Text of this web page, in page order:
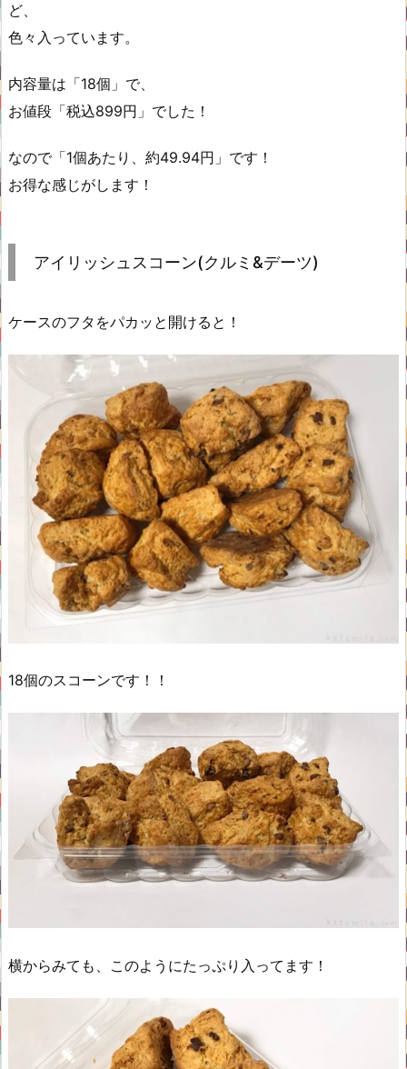
ど、
色々入っています。
内容量は「18個」で、
お値段「税込899円」でした！
なので「1個あたり、約49.94円」です！
お得な感じがします！
アイリッシュスコーン(クルミ&デーツ)
ケースのフタをパカッと開けると！
18個のスコーンです！！
横からみても、このようにたっぷり入ってます！